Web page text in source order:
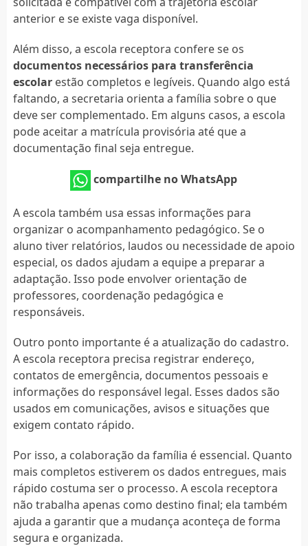
anterior e se existe vaga disponível.
Além disso, a escola receptora confere se os
documentos necessários para transferência
escolarestão completos e legíveis. Quando algo está
faltando, a secretaria orienta a família sobre o que
deve ser complementado. Em alguns casos, a escola
pode aceitar a matrícula provisória até que a
documentação final seja entregue.
compartilhe no WhatsApp
A escola também usa essas informações para
organizar o acompanhamento pedagógico. Se o
aluno tiver relatórios, laudos ou necessidade de apoio
especial, os dados ajudam a equipe a preparar a
adaptação. Isso pode envolver orientação de
professores, coordenação pedagógica e
responsáveis.
Outro ponto importante é a atualização do cadastro.
A escola receptora precisa registrar endereço,
contatos de emergência, documentos pessoais e
informações do responsável legal. Esses dados são
usados em comunicações, avisos e situações que
exigem contato rápido.
Por isso, a colaboração da família é essencial. Quanto
mais completos estiverem os dados entregues, mais
rápido costuma ser o processo. A escola receptora
não trabalha apenas como destino final; ela também
ajuda a garantir que a mudança aconteça de forma
segura e organizada.